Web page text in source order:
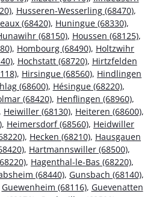
, Husseren-Wesserling (68470),
(68420), Huningue (68330),
(68150), Houssen (68125),
, Hombourg (68490), Holtzwihr
, Hochstatt (68720), Hirtzfelden
, Hirsingue (68560), Hindlingen
(68600), Hésingue (68220),
(68420), Henflingen (68960),
, Heiwiller (68130), Heiteren (68600),
, Heimersdorf (68560), Heidwiller
, Hecken (68210), Hausgauen
, Hartmannswiller (68500),
, Hagenthal-le-Bas (68220),
(68440), Gunsbach (68140),
Guewenheim (68116), Guevenatten